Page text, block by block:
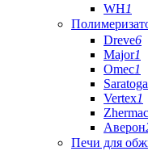
WH1
Dreve6
Major1
Omec1
Saratoga
Vertex1
Аверон
Печи для